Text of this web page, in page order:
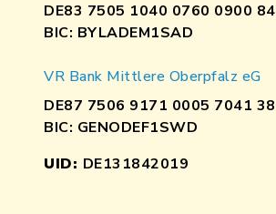
DE83 7505 1040 0760 0900 84
BIC: BYLADEM1SAD
VR Bank Mittlere Oberpfalz eG
DE87 7506 9171 0005 7041 38
BIC: GENODEF1SWD
UID: DE131842019